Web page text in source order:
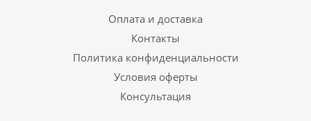
Оплата и доставка
Контакты
Политика конфиденциальности
Условия оферты
Консультация